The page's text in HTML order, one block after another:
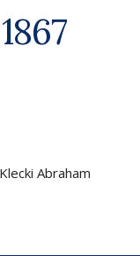
Abraham